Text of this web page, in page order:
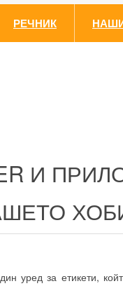
РЕЧНИК
И
уред за етикети,